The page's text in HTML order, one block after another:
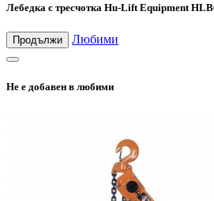
Лебедка с тресчотка Hu-Lift Equipment
Продължи Любими
Не е добавен в любими